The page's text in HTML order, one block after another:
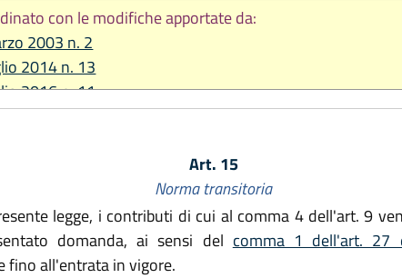
con le modifiche apportate da:
2003 n. 2
2014 n. 13
2016 n. 11
2019, n. 9
Art. 15
Norma transitoria
legge, i contributi di cui al comma 4 dell'art. 9
domanda, ai sensi del comma 1 dell'art. 27
fino all'entrata in vigore.